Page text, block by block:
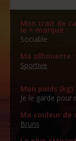
Mon trait de
le + marqué :
Sociable
Ma silhouette :
Sportive
Mon poids (kg)
Je le garde pour
Ma couleur de
Bruns